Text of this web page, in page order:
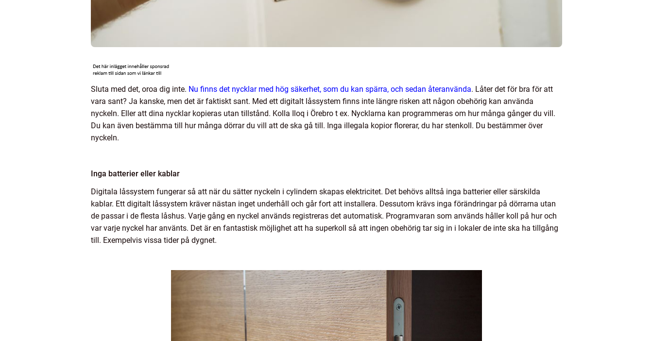
Sluta med det, oroa dig inte. Nu finns det nycklar med hög säkerhet, som du kan spärra, och sedan återanvända. Låter det för bra för att
vara sant? Ja kanske, men det är faktiskt sant. Med ett digitalt låssystem finns inte längre risken att någon obehörig kan använda
nyckeln. Eller att dina nycklar kopieras utan tillstånd. Kolla Iloq i Örebro t ex. Nycklarna kan programmeras om hur många gånger du vill.
Du kan även bestämma till hur många dörrar du vill att de ska gå till. Inga illegala kopior florerar, du har stenkoll. Du bestämmer över
nyckeln.
Inga batterier eller kablar
Digitala låssystem fungerar så att när du sätter nyckeln i cylindern skapas elektricitet. Det behövs alltså inga batterier eller särskilda
kablar. Ett digitalt låssystem kräver nästan inget underhåll och går fort att installera. Dessutom krävs inga förändringar på dörrarna utan
de passar i de flesta låshus. Varje gång en nyckel används registreras det automatisk. Programvaran som används håller koll på hur och
var varje nyckel har använts. Det är en fantastisk möjlighet att ha superkoll så att ingen obehörig tar sig in i lokaler de inte ska ha tillgång
till. Exempelvis vissa tider på dygnet.